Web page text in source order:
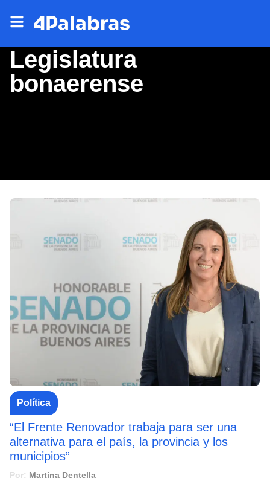
Legislatura
bonaerense
Política
“El Frente Renovador trabaja para ser una
alternativa para el país, la provincia y los
municipios”
Por: Martina Dentella